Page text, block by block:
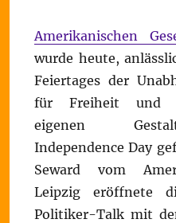
Amerikanischen
wurde heute,
Feiertages der
für Freiheit und
eigenen
Independence Day
Seward vom
Leipzig eröffnete
Politiker-Talk mit